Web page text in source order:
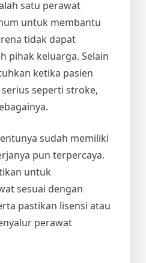
satu perawat
untuk membantu
tidak dapat
pihak keluarga. Selain
ketika pasien
seperti stroke,
sudah memiliki
pun terpercaya.
untuk
sesuai dengan
pastikan lisensi atau
perawat